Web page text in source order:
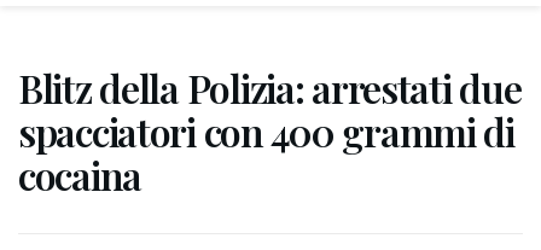
Blitz della Polizia: arrestati due
spacciatori con 400 grammi di
cocaina